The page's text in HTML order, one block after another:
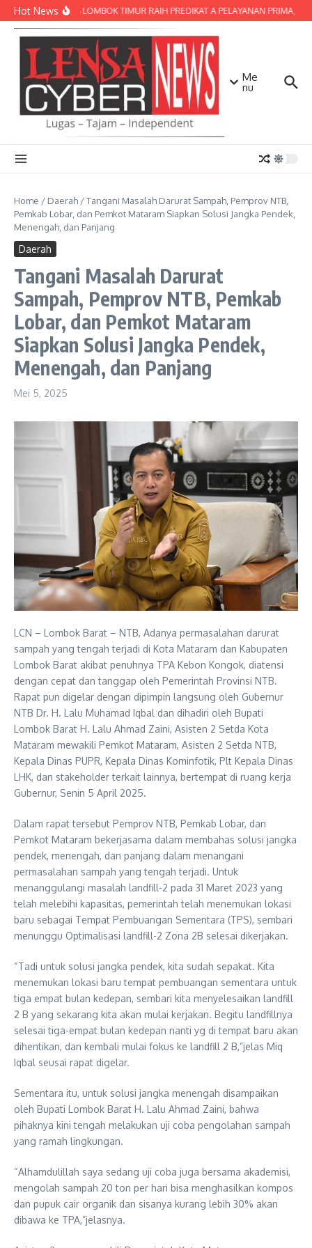
Lewati ke konten
Hot NewsPOLRES LOMBOK TIMUR RAIH PREDIKAT A PELAYANAN PRIMA,
Me
nu
Home / Daerah /Tangani Masalah Darurat Sampah, Pemprov NTB,
Pemkab Lobar, dan Pemkot Mataram Siapkan Solusi Jangka Pendek,
Menengah, dan Panjang
Daerah
Tangani Masalah Darurat
Sampah, Pemprov NTB, Pemkab
Lobar, dan Pemkot Mataram
Siapkan Solusi Jangka Pendek,
Menengah, dan Panjang
Mei 5, 2025
LCN – Lombok Barat – NTB, Adanya permasalahan darurat
sampah yang tengah terjadi di Kota Mataram dan Kabupaten
Lombok Barat akibat penuhnya TPA Kebon Kongok, diatensi
dengan cepat dan tanggap oleh Pemerintah Provinsi NTB.
Rapat pun digelar dengan dipimpin langsung oleh Gubernur
NTB Dr. H. Lalu Muhamad Iqbal dan dihadiri oleh Bupati
Lombok Barat H. Lalu Ahmad Zaini, Asisten 2 Setda Kota
Mataram mewakili Pemkot Mataram, Asisten 2 Setda NTB,
Kepala Dinas PUPR, Kepala Dinas Kominfotik, Plt Kepala Dinas
LHK, dan stakeholder terkait lainnya, bertempat di ruang kerja
Gubernur, Senin 5 April 2025.
Dalam rapat tersebut Pemprov NTB, Pemkab Lobar, dan
Pemkot Mataram bekerjasama dalam membahas solusi jangka
pendek, menengah, dan panjang dalam menangani
permasalahan sampah yang tengah terjadi. Untuk
menanggulangi masalah landfill-2 pada 31 Maret 2023 yang
telah melebihi kapasitas, pemerintah telah menemukan lokasi
baru sebagai Tempat Pembuangan Sementara (TPS), sembari
menunggu Optimalisasi landfill-2 Zona 2B selesai dikerjakan.
“Tadi untuk solusi jangka pendek, kita sudah sepakat. Kita
menemukan lokasi baru tempat pembuangan sementara untuk
tiga empat bulan kedepan, sembari kita menyelesaikan landfill
2 B yang sekarang kita akan mulai kerjakan. Begitu landfillnya
selesai tiga-empat bulan kedepan nanti yg di tempat baru akan
dihentikan, dan kembali mulai fokus ke landfill 2 B,”jelas Miq
Iqbal seusai rapat digelar.
Sementara itu, untuk solusi jangka menengah disampaikan
oleh Bupati Lombok Barat H. Lalu Ahmad Zaini, bahwa
pihaknya kini tengah melakukan uji coba pengolahan sampah
yang ramah lingkungan.
“Alhamdulillah saya sedang uji coba juga bersama akademisi,
mengolah sampah 20 ton per hari bisa menghasilkan kompos
dan pupuk cair organik dan sisanya kurang lebih 30% akan
dibawa ke TPA,”jelasnya.